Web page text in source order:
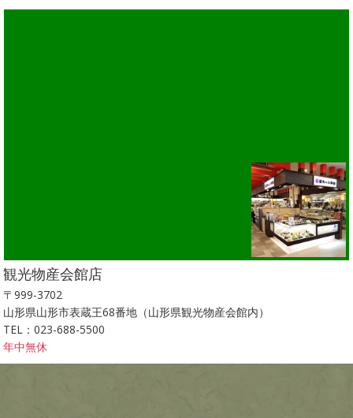
観光物産会館店
〒999-3702
山形県山形市表蔵王68番地（山形県観光物産会館内）
TEL：023-688-5500
年中無休